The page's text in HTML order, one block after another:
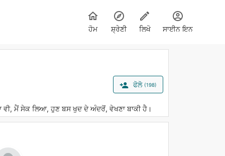
ਹੋਮ ਸ਼੍ਰੇਣੀ ਲਿਖੋ ਸਾਈਨ ਇਨ
 ਫੋਲੋ (198)
ਮੈਂ ਸੇਕ ਲਿਆ, ਹੁਣ ਬਸ ਖੁਦ ਦੇ ਅੰਦਰੋਂ, ਵੇਖਣਾ ਬਾਕੀ ਹੈ।